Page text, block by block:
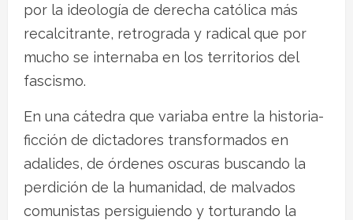
por la ideología de derecha católica más
recalcitrante, retrograda y radical que por
mucho se internaba en los territorios del
fascismo.
En una cátedra que variaba entre la historia-
ficción de dictadores transformados en
adalides, de órdenes oscuras buscando la
perdición de la humanidad, de malvados
comunistas persiguiendo y torturando la